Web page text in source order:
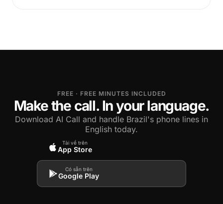
FREE · FREE MINUTES INCLUDED
Make the call. In your language.
Download AI Call and handle Brazil's phone lines in
English today.
Tải về trên
App Store
Có sẵn trên
Google Play